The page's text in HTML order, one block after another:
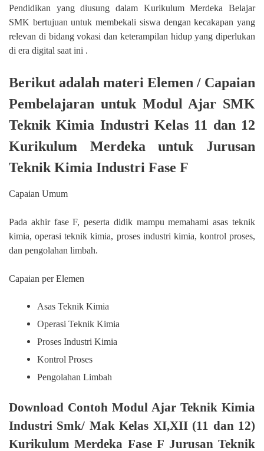
Pendidikan yang diusung dalam Kurikulum Merdeka Belajar
SMK bertujuan untuk membekali siswa dengan kecakapan yang
relevan di bidang vokasi dan keterampilan hidup yang diperlukan
di era digital saat ini .
Berikut adalah materi Elemen / Capaian
Pembelajaran untuk Modul Ajar SMK
Teknik Kimia Industri Kelas 11 dan 12
Kurikulum Merdeka untuk Jurusan
Teknik Kimia Industri Fase F
Capaian Umum
Pada akhir fase F, peserta didik mampu memahami asas teknik
kimia, operasi teknik kimia, proses industri kimia, kontrol proses,
dan pengolahan limbah.
Capaian per Elemen
Asas Teknik Kimia
Operasi Teknik Kimia
Proses Industri Kimia
Kontrol Proses
Pengolahan Limbah
Download Contoh Modul Ajar Teknik Kimia
Industri Smk/ Mak Kelas XI,XII (11 dan 12)
Kurikulum Merdeka Fase F Jurusan Teknik